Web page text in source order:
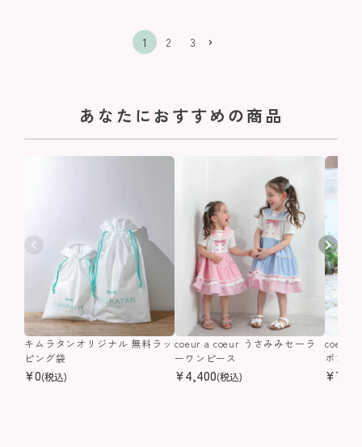
1 2 3
あなたにおすすめの商品
キムラタンオリジナル 無料ラッ
ピング袋
¥0(税込)
coeur a coeur うさみみセーラ
ーワンピース
¥4,400(税込)
coeur
ボンプ
¥